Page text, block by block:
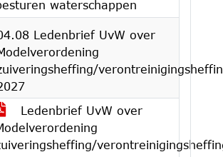
waterschappen
Ledenbrief UvW over
Ledenbrief UvW over